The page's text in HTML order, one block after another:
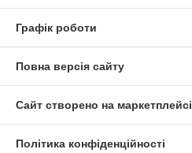
Графік роботи
Повна версія сайту
Сайт створено на маркетплейсі
Політика конфіденційності